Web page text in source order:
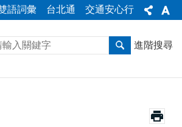
語詞彙 台北通 交通安心行
進階搜尋